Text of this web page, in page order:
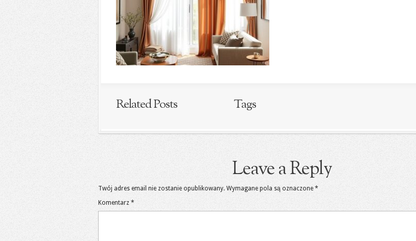
Related Posts Tags
Leave a Reply
Twój adres email nie zostanie opublikowany. Wymagane pola są oznaczone *
Komentarz *